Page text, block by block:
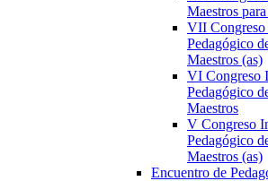
Maestros
VII Congreso
Pedagógico
Maestros (as)
VI Congreso
Pedagógico
Maestros
V Congreso
Pedagógico
Maestros (as)
Encuentro de